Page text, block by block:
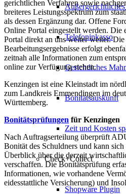
Telefoninkasso
Gerichtliches
Bonitätsauskunft
Zeit und Kosten
Check+Collect
Shopware Plugin
gerichtlichen Verfahren sowie
breiteres Leistungsspektrum zum
als dessen Ergänzung dar. Offene
Online Portal eingestellt werden. Die
Portal direkt an uns weiter weiter.
Bearbeitungsergebnisse erfolgt
zeitnah alle Informationen zum
online zur Verfügung stehen.
Kenzingen ist eine Kleinstadt im
zum Landkreis Emmendingen im
Württemberg.
Bonitätsprüfungen für Kenzingen
Nach Auftragserteilung überprüft
Bonität des Schuldners und kann
Überblick über die derzeit
verschaffen. Die Bonitätsprüfung
Informationen, wie vorhandene
eidesstattliche Versicherung) und